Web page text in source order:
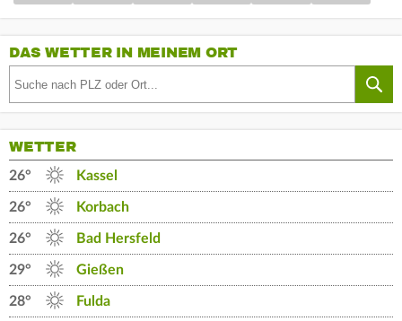
DAS WETTER IN MEINEM ORT
WETTER
26° Kassel
26° Korbach
26° Bad Hersfeld
29° Gießen
28° Fulda